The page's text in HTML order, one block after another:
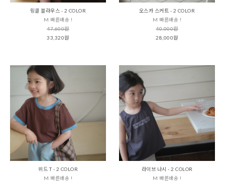
링클 블라우스 - 2 COLOR
M 빠른배송 !
47,600원
33,320원
오스카 스커트 - 2 COLOR
M 빠른배송 !
40,000원
28,000원
위드 T - 2 COLOR
M 빠른배송 !
라이브 나시 - 2 COLOR
M 빠른배송 !